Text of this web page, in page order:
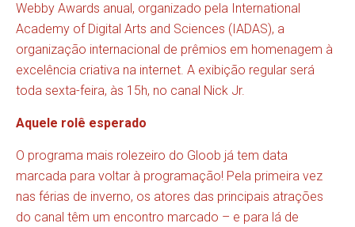
Webby Awards anual, organizado pela International
Academy of Digital Arts and Sciences (IADAS), a
organização internacional de prêmios em homenagem à
excelência criativa na internet. A exibição regular será
toda sexta-feira, às 15h, no canal Nick Jr.
Aquele rolê esperado
O programa mais rolezeiro do Gloob já tem data
marcada para voltar à programação! Pela primeira vez
nas férias de inverno, os atores das principais atrações
do canal têm um encontro marcado – e para lá de